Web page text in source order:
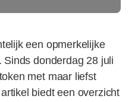
een opmerkelijke
donderdag 28 juli
met maar liefst
biedt een overzicht